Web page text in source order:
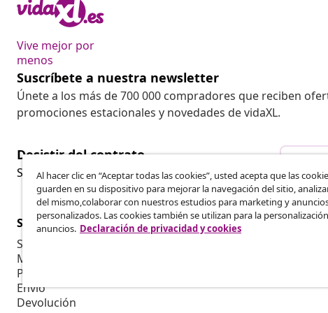
Vive mejor por
menos
Suscríbete a nuestra newsletter
Únete a los más de 700 000 compradores que reciben
promociones estacionales y novedades de vidaXL.
Desistir del contrato
Solicita la cancelación de tu pedido.
Servicio al Cliente
Seguimiento del pedido
Mi cuenta
Pago
Envío
Devolución
Empresas
Al hacer clic en “Aceptar todas las cookies”, usted acepta que las
guarden en su dispositivo para mejorar la navegación del sitio,
del mismo,colaborar con nuestros estudios para marketing y
personalizados. Las cookies también se utilizan para la
anuncios. Declaración de privacidad y cookies